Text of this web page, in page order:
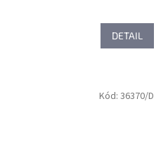
DETAIL
Kód: 36370/D